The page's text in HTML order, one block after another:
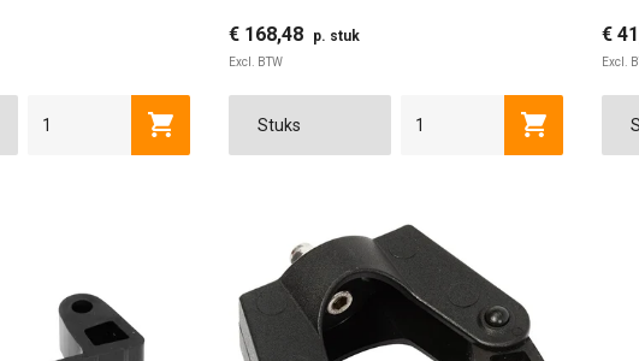
Toevoegen aan winkelwagen
€ 168,48 p. stuk
Excl. BTW
Toevoegen
€
Excl.